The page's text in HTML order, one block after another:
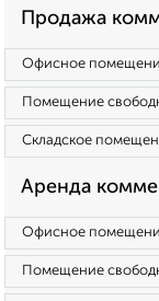
Продажа
Офисное
Помещение
Складское
Аренда
Офисное
Помещение